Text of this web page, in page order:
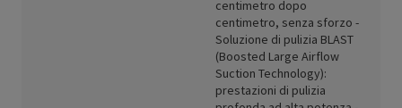
centimetro dopo
centimetro, senza sforzo -
Soluzione di pulizia BLAST
(Boosted Large Airflow
Suction Technology):
prestazioni di pulizia